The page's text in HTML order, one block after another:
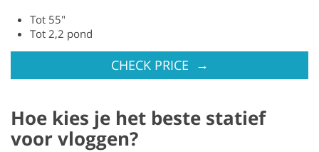
Tot 55″
Tot 2,2 pond
CHECK PRICE →
Hoe kies je het beste statief
voor vloggen?